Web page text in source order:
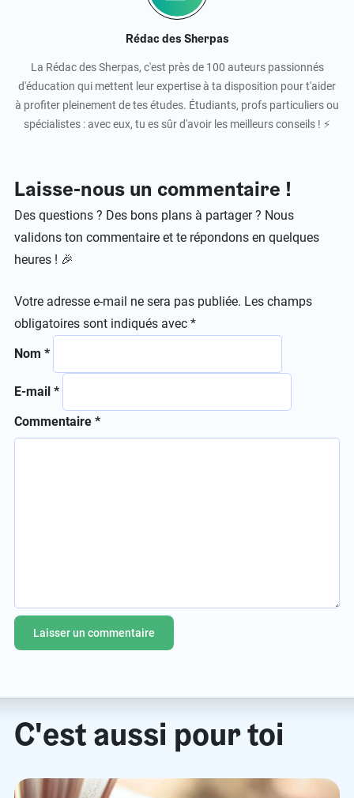
Rédac des Sherpas
La Rédac des Sherpas, c'est près de 100 auteurs passionnés
d'éducation qui mettent leur expertise à ta disposition pour t'aider
à profiter pleinement de tes études. Étudiants, profs particuliers ou
spécialistes : avec eux, tu es sûr d'avoir les meilleurs conseils ! ⚡️
Laisse-nous un commentaire !
Des questions ? Des bons plans à partager ? Nous
validons ton commentaire et te répondons en quelques
heures ! 🎉
Votre adresse e-mail ne sera pas publiée. Les champs
obligatoires sont indiqués avec *
Commentaire *
Nom *
E-mail *
C'est aussi pour toi